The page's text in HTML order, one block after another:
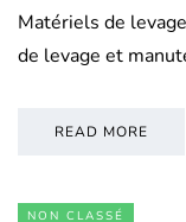
Matériels de
de levage et
READ MORE
NON CLASSÉ